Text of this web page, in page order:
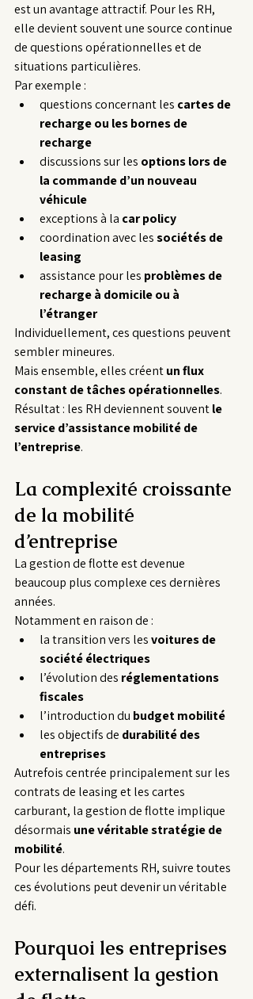
est un avantage attractif. Pour les RH,
elle devient souvent une source continue
de questions opérationnelles et de
situations particulières.
Par exemple :
questions concernant les cartes de
recharge ou les bornes de
recharge
discussions sur les options lors de
la commande d’un nouveau
véhicule
exceptions à la car policy
coordination avec les sociétés de
leasing
assistance pour les problèmes de
recharge à domicile ou à
l’étranger
Individuellement, ces questions peuvent
sembler mineures.
Mais ensemble, elles créent un flux
constant de tâches opérationnelles.
Résultat : les RH deviennent souvent le
service d’assistance mobilité de
l’entreprise.
La complexité croissante
de la mobilité
d’entreprise
La gestion de flotte est devenue
beaucoup plus complexe ces dernières
années.
Notamment en raison de :
la transition vers les voitures de
société électriques
l’évolution des réglementations
fiscales
l’introduction du budget mobilité
les objectifs de durabilité des
entreprises
Autrefois centrée principalement sur les
contrats de leasing et les cartes
carburant, la gestion de flotte implique
désormais une véritable stratégie de
mobilité.
Pour les départements RH, suivre toutes
ces évolutions peut devenir un véritable
défi.
Pourquoi les entreprises
externalisent la gestion